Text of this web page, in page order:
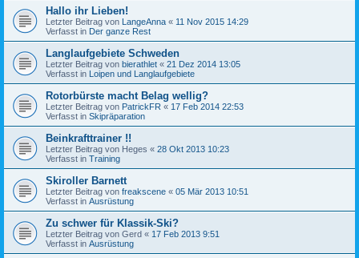
Hallo ihr Lieben!
Letzter Beitrag von LangeAnna « 11 Nov 2015 14:29
Verfasst in Der ganze Rest
Langlaufgebiete Schweden
Letzter Beitrag von bierathlet « 21 Dez 2014 13:05
Verfasst in Loipen und Langlaufgebiete
Rotorbürste macht Belag wellig?
Letzter Beitrag von PatrickFR « 17 Feb 2014 22:53
Verfasst in Skipräparation
Beinkrafttrainer !!
Letzter Beitrag von Heges « 28 Okt 2013 10:23
Verfasst in Training
Skiroller Barnett
Letzter Beitrag von freakscene « 05 Mär 2013 10:51
Verfasst in Ausrüstung
Zu schwer für Klassik-Ski?
Letzter Beitrag von Gerd « 17 Feb 2013 9:51
Verfasst in Ausrüstung